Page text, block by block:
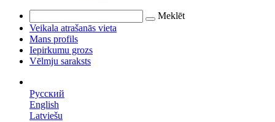
Meklēt
Veikala atrašanās vieta
Mans profils
Iepirkumu grozs
Vēlmju saraksts
Русский
English
Latviešu